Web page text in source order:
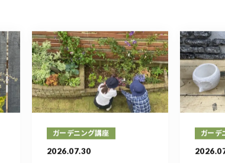
ガーデニング講座
2026.07.30
ガーデ